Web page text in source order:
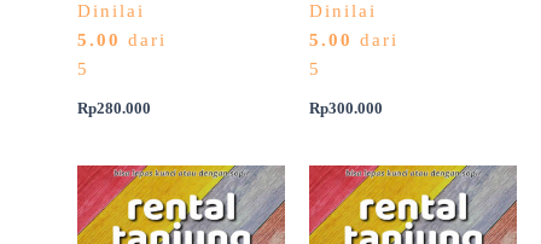
Dinilai
5.00 dari
5
Rp280.000
Dinilai
5.00 dari
5
Rp300.000